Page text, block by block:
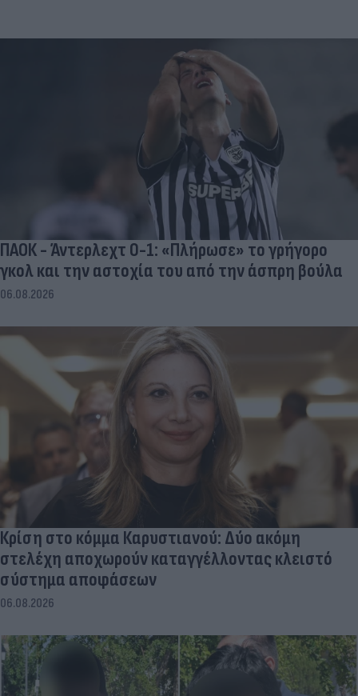
ΠΑΟΚ - Άντερλεχτ 0-1: «Πλήρωσε» το γρήγορο
γκολ και την αστοχία του από την άσπρη βούλα
06.08.2026
Κρίση στο κόμμα Καρυστιανού: Δύο ακόμη
στελέχη αποχωρούν καταγγέλλοντας κλειστό
σύστημα αποφάσεων
06.08.2026